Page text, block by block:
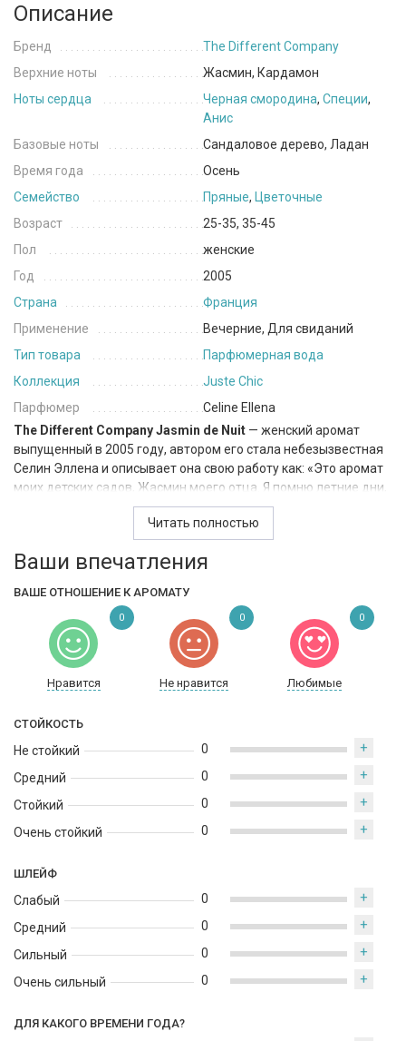
Описание
Бренд
The Different Company
Верхние ноты
Жасмин, Кардамон
Ноты сердца
Черная смородина, Специи,
Анис
Базовые ноты
Сандаловое дерево, Ладан
Время года
Осень
Семейство
Пряные, Цветочные
Возраст
25-35, 35-45
Пол
женские
Год
2005
Страна
Франция
Применение
Вечерние, Для свиданий
Тип товара
Парфюмерная вода
Коллекция
Juste Chic
Парфюмер
Celine Ellena
The Different Company Jasmin de Nuit — женский аромат
выпущенный в 2005 году, автором его стала небезызвестная
Селин Эллена и описывает она свою работу как: «Это аромат
моих детских садов, Жасмин моего отца. Я помню летние дни,
когда ночь продолжалась, успокаивала, а дремлющая земля
нежно дышала ароматами цветов, дерева и растений,
чувственными и интимными.». Композиция Jasmin de Nuit
создает дивную атмосферу, когда чувства обостряются и
россыпью мелодичных и нежных аккордов.
Читать полностью
Ваши впечатления
ВАШЕ ОТНОШЕНИЕ К АРОМАТУ
Нравится Не нравится Любимые
0 0 0
СТОЙКОСТЬ
Не стойкий
Средний
Стойкий
Очень стойкий
0 +
0 +
0 +
0 +
ШЛЕЙФ
Слабый
Средний
Сильный
Очень сильный
0 +
0 +
0 +
0 +
ДЛЯ КАКОГО ВРЕМЕНИ ГОДА?